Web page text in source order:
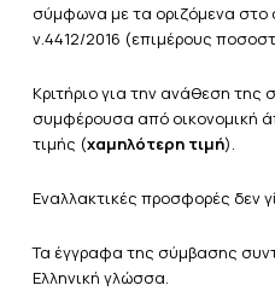
σύμφωνα με τα οριζόμενα
ν.4412/2016 (επιμέρους
Κριτήριο για την ανάθεση της
συμφέρουσα από οικονομική
τιμής (χαμηλότερη τιμή).
Εναλλακτικές προσφορές δεν
Τα έγγραφα της σύμβασης
Ελληνική γλώσσα.